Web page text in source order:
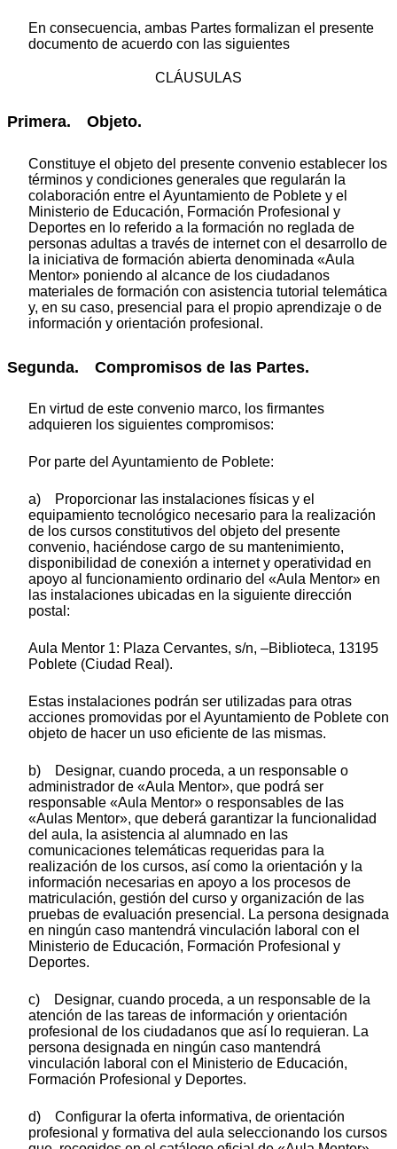
En consecuencia, ambas Partes formalizan el presente
documento de acuerdo con las siguientes
CLÁUSULAS
Primera. Objeto.
Constituye el objeto del presente convenio establecer los
términos y condiciones generales que regularán la
colaboración entre el Ayuntamiento de Poblete y el
Ministerio de Educación, Formación Profesional y
Deportes en lo referido a la formación no reglada de
personas adultas a través de internet con el desarrollo de
la iniciativa de formación abierta denominada «Aula
Mentor» poniendo al alcance de los ciudadanos
materiales de formación con asistencia tutorial telemática
y, en su caso, presencial para el propio aprendizaje o de
información y orientación profesional.
Segunda. Compromisos de las Partes.
En virtud de este convenio marco, los firmantes
adquieren los siguientes compromisos:
Por parte del Ayuntamiento de Poblete:
a) Proporcionar las instalaciones físicas y el
equipamiento tecnológico necesario para la realización
de los cursos constitutivos del objeto del presente
convenio, haciéndose cargo de su mantenimiento,
disponibilidad de conexión a internet y operatividad en
apoyo al funcionamiento ordinario del «Aula Mentor» en
las instalaciones ubicadas en la siguiente dirección
postal:
Aula Mentor 1: Plaza Cervantes, s/n, –Biblioteca, 13195
Poblete (Ciudad Real).
Estas instalaciones podrán ser utilizadas para otras
acciones promovidas por el Ayuntamiento de Poblete con
objeto de hacer un uso eficiente de las mismas.
b) Designar, cuando proceda, a un responsable o
administrador de «Aula Mentor», que podrá ser
responsable «Aula Mentor» o responsables de las
«Aulas Mentor», que deberá garantizar la funcionalidad
del aula, la asistencia al alumnado en las
comunicaciones telemáticas requeridas para la
realización de los cursos, así como la orientación y la
información necesarias en apoyo a los procesos de
matriculación, gestión del curso y organización de las
pruebas de evaluación presencial. La persona designada
en ningún caso mantendrá vinculación laboral con el
Ministerio de Educación, Formación Profesional y
Deportes.
c) Designar, cuando proceda, a un responsable de la
atención de las tareas de información y orientación
profesional de los ciudadanos que así lo requieran. La
persona designada en ningún caso mantendrá
vinculación laboral con el Ministerio de Educación,
Formación Profesional y Deportes.
d) Configurar la oferta informativa, de orientación
profesional y formativa del aula seleccionando los cursos